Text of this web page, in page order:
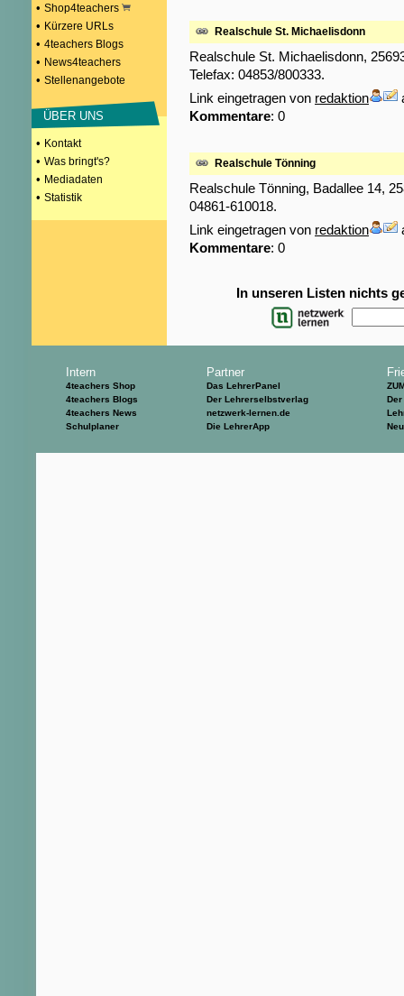
• Shop4teachers
• Kürzere URLs
• 4teachers Blogs
• News4teachers
• Stellenangebote
ÜBER UNS
• Kontakt
• Was bringt's?
• Mediadaten
• Statistik
Realschule St. Michaelisdonn
Realschule St. Michaelisdonn,
Telefax: 04853/800333.
Link eingetragen von redaktion
Kommentare: 0
Realschule Tönning
Realschule Tönning, Badallee 14,
04861-610018.
Link eingetragen von redaktion
Kommentare: 0
In unseren Listen nichts
Intern
4teachers Shop
4teachers Blogs
4teachers News
Schulplaner
Partner
Das LehrerPanel
Der Lehrerselbstverlag
netzwerk-lernen.de
Die LehrerApp